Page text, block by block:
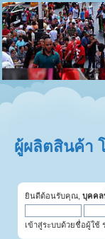
ผู้ผลิตสินค้า
ยินดีต้อนรับคุณ, บุคคล
เข้าสู่ระบบด้วยชื่อผู้ใช้